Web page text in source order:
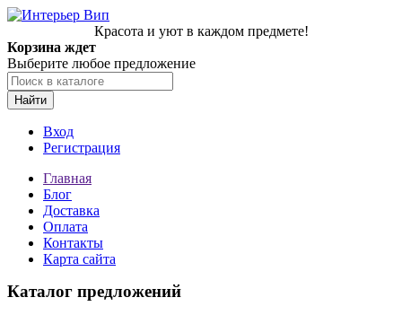
Красота и уют в каждом предмете!
Корзина ждет
Выберите любое предложение
Найти
Вход
Регистрация
Главная
Блог
Доставка
Оплата
Контакты
Карта сайта
Каталог предложений